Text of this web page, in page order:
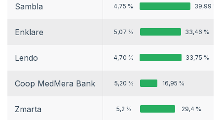
Sambla 4,75 % 39,99 %
Enklare 5,07 % 33,46 %
Lendo 4,70 % 33,75 %
Coop MedMera Bank 5,20 % 16,95 %
Zmarta 5,2 % 29,4 %